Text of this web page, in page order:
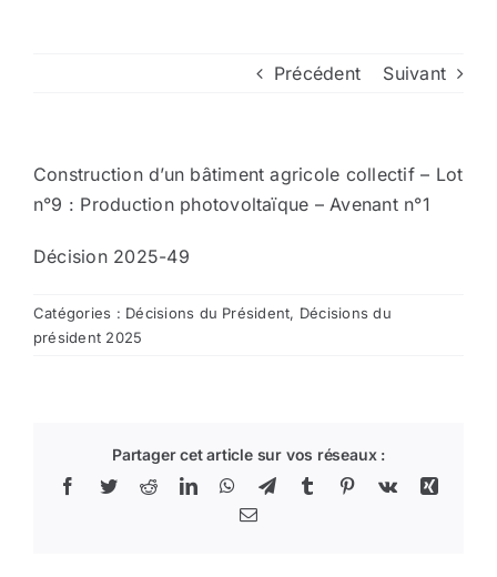
Nous contacter
Aller au site de la CCVG
Précédent Suivant
Construction d’un bâtiment agricole collectif – Lot
n°9 : Production photovoltaïque – Avenant n°1
Décision 2025-49
Catégories : Décisions du Président, Décisions du
président 2025
Partager cet article sur vos réseaux :
Facebook
TwitterRedditLinkedInWhatsApp
TelegramTumblr Pinterest
Vk
Xing
Email